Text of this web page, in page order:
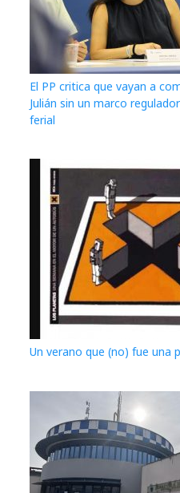
El PP critica que vayan a
Julián sin un marco
ferial
Un verano que (no) fue una